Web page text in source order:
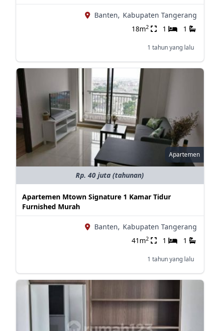
Banten, Kabupaten Tangerang
18m2 1 1
1 tahun yang lalu
Apartemen
Rp. 40 juta (tahunan)
Apartemen Mtown Signature 1 Kamar Tidur
Furnished Murah
Banten, Kabupaten Tangerang
41m2 1 1
1 tahun yang lalu